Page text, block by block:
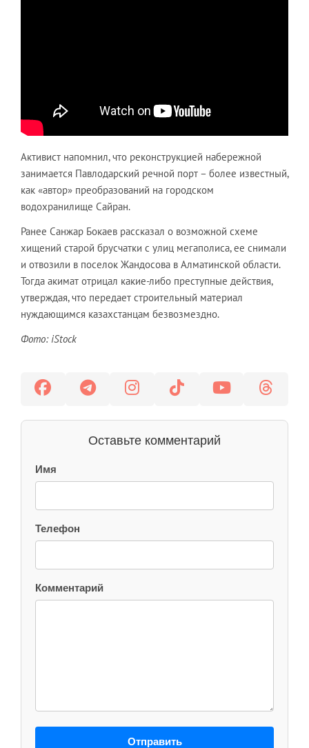
Активист напомнил, что реконструкцией набережной
занимается Павлодарский речной порт – более известный,
как «автор» преобразований на городском
водохранилище Сайран.
Ранее Санжар Бокаев рассказал о возможной схеме
хищений старой брусчатки с улиц мегаполиса, ее снимали
и отвозили в поселок Жандосова в Алматинской области.
Тогда акимат отрицал какие-либо преступные действия,
утверждая, что передает строительный материал
нуждающимся казахстанцам безвозмездно.
Фото: iStock
Оставьте комментарий
Имя
Телефон
Комментарий
Отправить